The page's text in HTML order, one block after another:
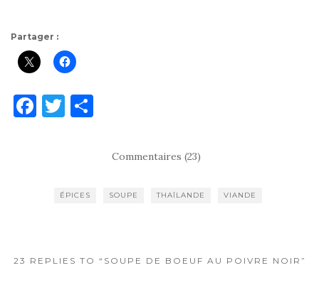
Partager :
F
k
T
r
ta
er
Commentaires (23)
ÉPICES SOUPE THAÏLANDE VIANDE
23 REPLIES TO “SOUPE DE BOEUF AU POIVRE NOIR”